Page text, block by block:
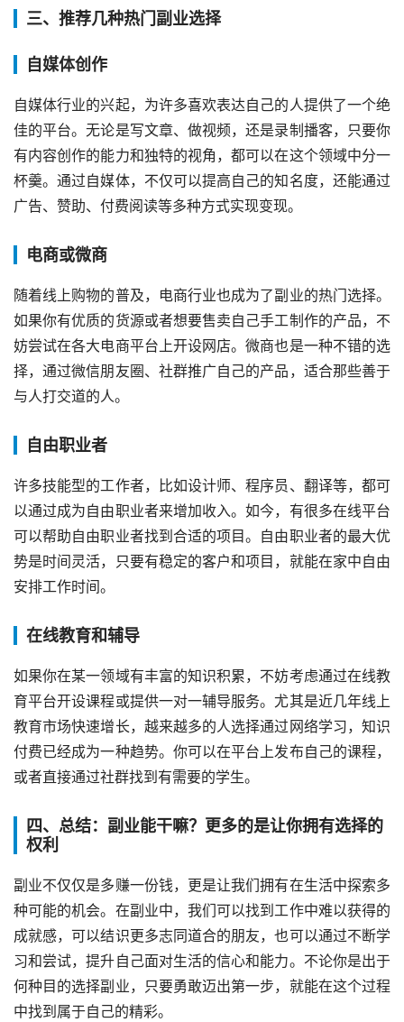
三、推荐几种热门副业选择
自媒体创作
自媒体行业的兴起，为许多喜欢表达自己的人提供了一个绝
佳的平台。无论是写文章、做视频，还是录制播客，只要你
有内容创作的能力和独特的视角，都可以在这个领域中分一
杯羹。通过自媒体，不仅可以提高自己的知名度，还能通过
广告、赞助、付费阅读等多种方式实现变现。
电商或微商
随着线上购物的普及，电商行业也成为了副业的热门选择。
如果你有优质的货源或者想要售卖自己手工制作的产品，不
妨尝试在各大电商平台上开设网店。微商也是一种不错的选
择，通过微信朋友圈、社群推广自己的产品，适合那些善于
与人打交道的人。
自由职业者
许多技能型的工作者，比如设计师、程序员、翻译等，都可
以通过成为自由职业者来增加收入。如今，有很多在线平台
可以帮助自由职业者找到合适的项目。自由职业者的最大优
势是时间灵活，只要有稳定的客户和项目，就能在家中自由
安排工作时间。
在线教育和辅导
如果你在某一领域有丰富的知识积累，不妨考虑通过在线教
育平台开设课程或提供一对一辅导服务。尤其是近几年线上
教育市场快速增长，越来越多的人选择通过网络学习，知识
付费已经成为一种趋势。你可以在平台上发布自己的课程，
或者直接通过社群找到有需要的学生。
四、总结：副业能干嘛？更多的是让你拥有选择的
权利
副业不仅仅是多赚一份钱，更是让我们拥有在生活中探索多
种可能的机会。在副业中，我们可以找到工作中难以获得的
成就感，可以结识更多志同道合的朋友，也可以通过不断学
习和尝试，提升自己面对生活的信心和能力。不论你是出于
何种目的选择副业，只要勇敢迈出第一步，就能在这个过程
中找到属于自己的精彩。